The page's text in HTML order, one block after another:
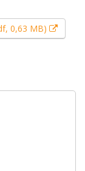
0,63 MB) Esse